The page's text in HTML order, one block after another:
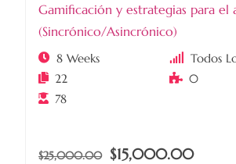
Gamificación y estrategias para el
(Sincrónico/Asincrónico)
8 Weeks
Todos
22
0
78
$25,000.00 $15,000.00